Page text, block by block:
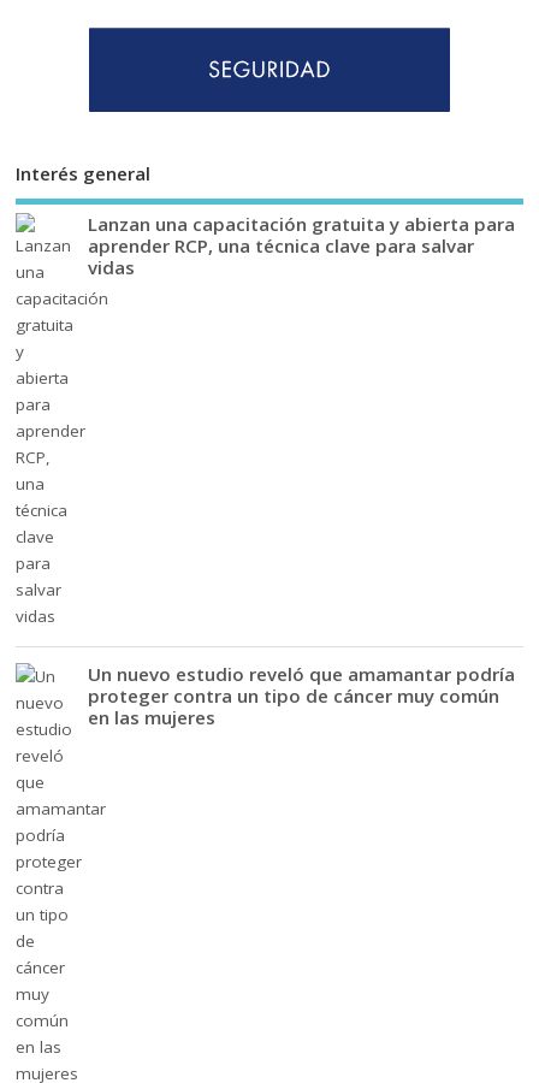
Interés general
Lanzan una capacitación gratuita y abierta para
aprender RCP, una técnica clave para salvar
vidas
Un nuevo estudio reveló que amamantar podría
proteger contra un tipo de cáncer muy común
en las mujeres